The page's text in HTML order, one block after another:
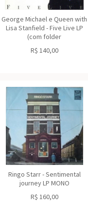
George Michael e Queen with
Lisa Stanfield - Five Live LP
(com folder
R$ 140,00
Ringo Starr - Sentimental
journey LP MONO
R$ 160,00